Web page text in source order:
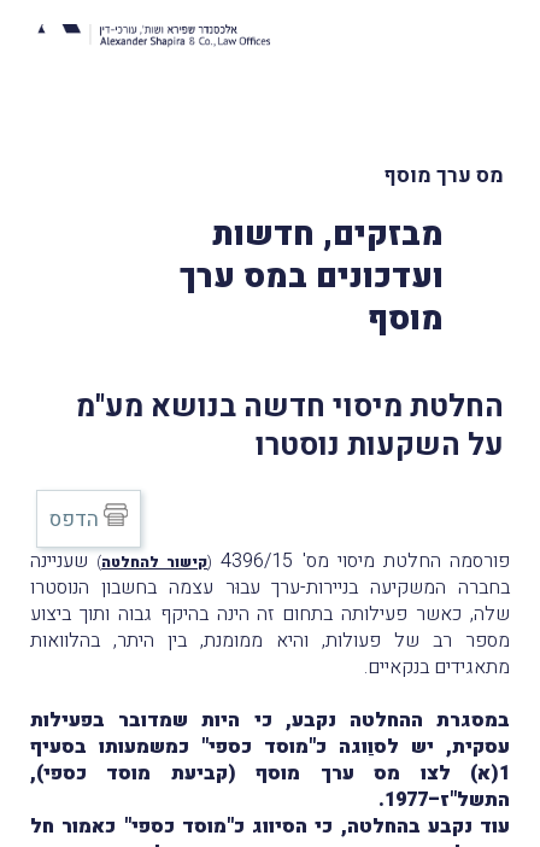
מס ערך מוסף
מבזקים, חדשות
ועדכונים במס ערך
מוסף
החלטת מיסוי חדשה בנושא מע"מ
על השקעות נוסטרו
פורסמה החלטת מיסוי מס' 4396/15 (קישור להחלטה) שעניינה
בחברה המשקיעה בניירות-ערך עבוּר עצמה בחשבון הנוסטרו
שלה, כאשר פעילותה בתחום זה הינה בהיקף גבוה ותוך ביצוע
מספר רב של פעולות, והיא ממומנת, בין היתר, בהלוואות
מתאגידים בנקאיים.
במסגרת ההחלטה נקבע, כי היות שמדובר בפעילות
עסקית, יש לסוַוגה כ"מוסד כספי" כמשמעותו בסעיף
1(א) לצו מס ערך מוסף (קביעת מוסד כספי),
התשל"ז–1977.
עוד נקבע בהחלטה, כי הסיווג כ"מוסד כספי" כאמור חל